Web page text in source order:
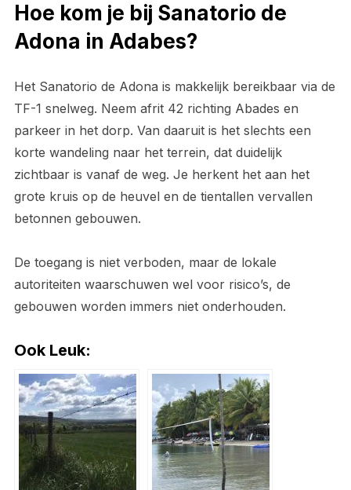
Hoe kom je bij Sanatorio de
Adona in Adabes?
Het Sanatorio de Adona is makkelijk bereikbaar via de
TF-1 snelweg. Neem afrit 42 richting Abades en
parkeer in het dorp. Van daaruit is het slechts een
korte wandeling naar het terrein, dat duidelijk
zichtbaar is vanaf de weg. Je herkent het aan het
grote kruis op de heuvel en de tientallen vervallen
betonnen gebouwen.
De toegang is niet verboden, maar de lokale
autoriteiten waarschuwen wel voor risico’s, de
gebouwen worden immers niet onderhouden.
Ook Leuk: